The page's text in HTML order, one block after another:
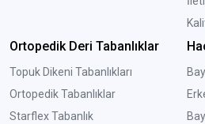
Ortopedik Deri Tabanlıklar
Topuk Dikeni Tabanlıkları
Ortopedik Tabanlıklar
Starflex Tabanlık